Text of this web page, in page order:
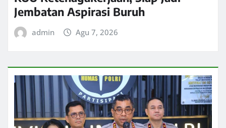
Jembatan Aspirasi Buruh
admin Agu 7, 2026